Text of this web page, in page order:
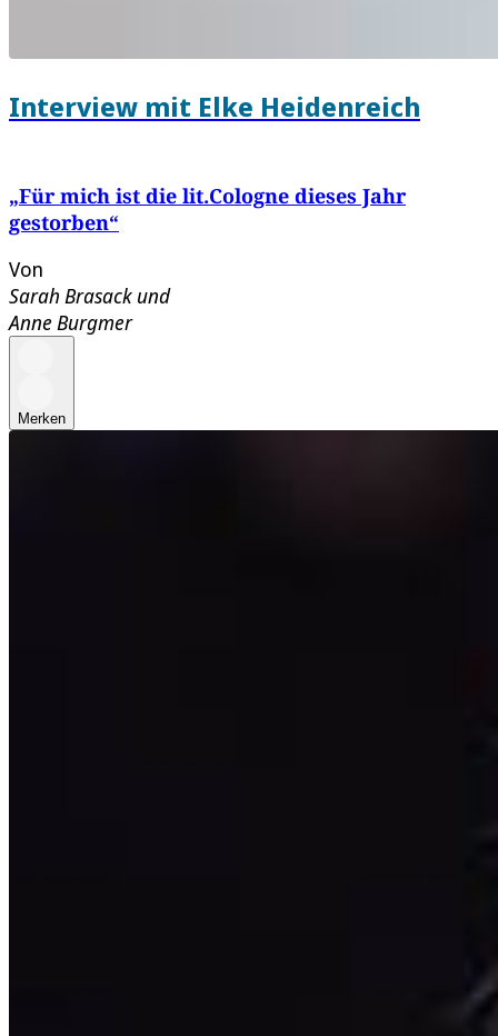
Interview mit Elke Heidenreich
„Für mich ist die lit.Cologne dieses Jahr
gestorben“
Von
Sarah Brasack und
Anne Burgmer
Merken